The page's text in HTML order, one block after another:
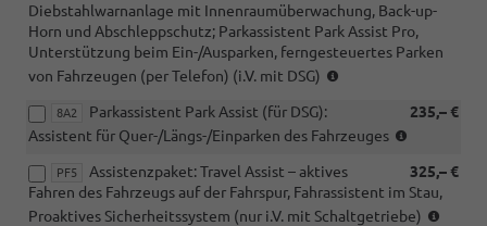
Diebstahlwarnanlage mit Innenraumüberwachung, Back-up-
Horn und Abschleppschutz; Parkassistent Park Assist Pro,
Unterstützung beim Ein-/Ausparken, ferngesteuertes Parken
von Fahrzeugen (per Telefon) (i.V. mit DSG)
8A2 235,– €
Parkassistent Park Assist (für DSG):
Assistent für Quer-/Längs-/Einparken des Fahrzeuges
DSG)
PF5 325,– €
Assistenzpaket: Travel Assist – aktives
Fahren des Fahrzeugs auf der Fahrspur, Fahrassistent im Stau,
Proaktives Sicherheitssystem (nur i.V. mit Schaltgetriebe)